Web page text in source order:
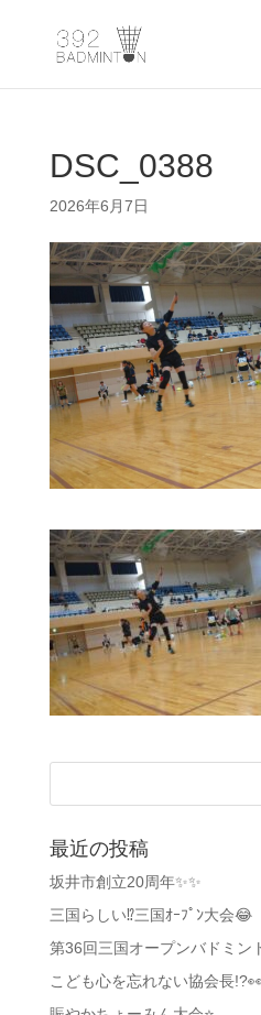
DSC_0388
2026年6月7日
最近の投稿
坂井市創立20周年✨✨
三国らしい⁉️三国ｵｰﾌﾟﾝ大会😂
第36回三国オープンバドミン
こども心を忘れない協会長!?👀